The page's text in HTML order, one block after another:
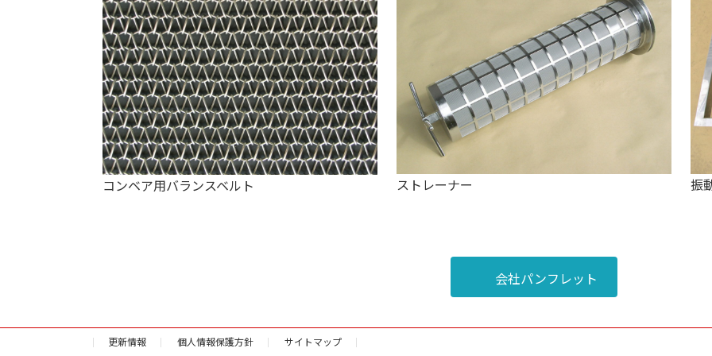
コンベア用バランスベルト ストレーナー 振
会社パンフレット
更新情報 個人情報保護方針 サイトマップ